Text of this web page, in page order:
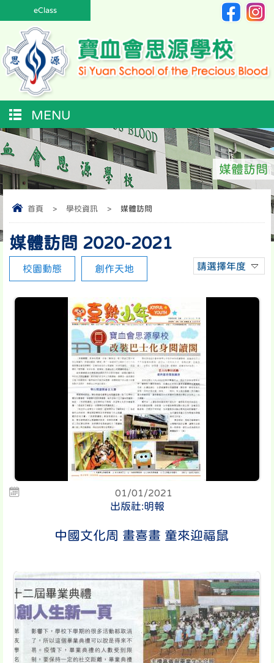
eClass
MENU
媒體訪問
首頁 > 學校資訊 > 媒體訪問
媒體訪問 2020-2021
請選擇年度
校園動態 創作天地
01/01/2021
出版社:明報
中國文化周 畫喜畫 童來迎福鼠